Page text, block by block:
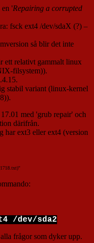
en 'Repairing a corrupted
fsck ext4 /dev/sdaX (?) –
så blir det inte
ett relativt gammalt linux
filsystem)).
stabil variant (linux-kernel
med 'grub repair' och
därifrån.
har ext3 eller ext4 (version
/dev/sda2
frågor som dyker upp.